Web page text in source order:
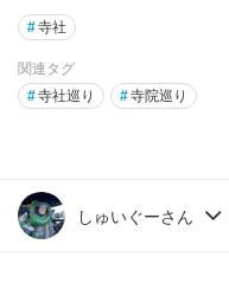
#寺社
関連タグ
#寺社巡り #寺院巡り
しゅいぐーさん